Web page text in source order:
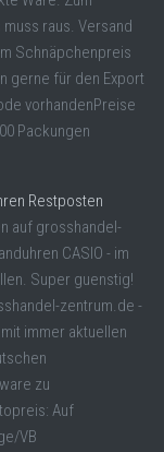
raus. Versand
Schnäpchenpreis
gerne für den Export
vorhandenPreise
Packungen
Restposten
auf grosshandel-
CASIO - im
Super guenstig!
zentrum.de -
immer aktuellen
zu
Auf
VB